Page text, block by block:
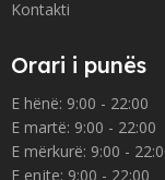
Kontakti
Orari i punës
E hënë: 9:00 - 22:00
E martë: 9:00 - 22:00
E mërkurë: 9:00 -
E enjte: 9:00 - 22:00